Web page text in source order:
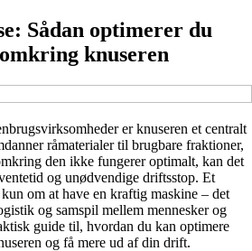
Sådan optimerer du
knuseren
er knuseren et centralt
råmaterialer til brugbare fraktioner,
den ikke fungerer optimalt, kan det
og unødvendige driftsstop. Et
om at have en kraftig maskine – det
og samspil mellem mennesker og
guide til, hvordan du kan optimere
og få mere ud af din drift.